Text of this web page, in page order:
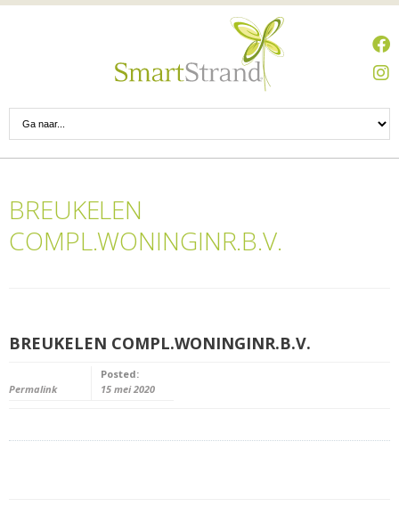
BREUKELEN
COMPL.WONINGINR.B.V.
BREUKELEN COMPL.WONINGINR.B.V.
Permalink
Posted:
15 mei 2020